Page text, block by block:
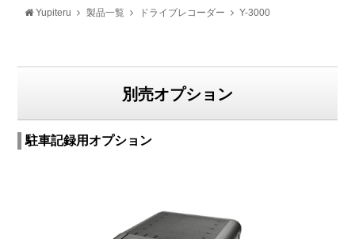
Yupiteru 製品一覧 ドライブレコーダー Y-3000
別売オプション
駐車記録用オプション